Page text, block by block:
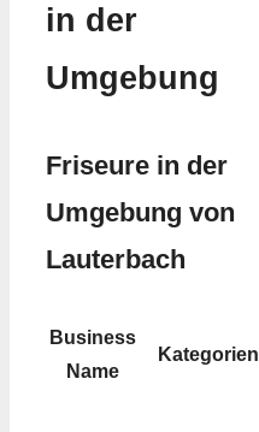
in der
Umgebung
Friseure in der
Umgebung von
Lauterbach
Business
Name
Kategorien